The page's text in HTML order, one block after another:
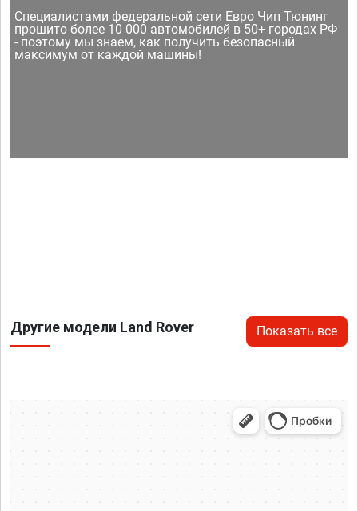
Специалистами федеральной сети Евро Чип Тюнинг
прошито более 10 000 автомобилей в 50+ городах РФ
- поэтому мы знаем, как получить безопасный
максимум от каждой машины!
Другие модели Land Rover Показать все